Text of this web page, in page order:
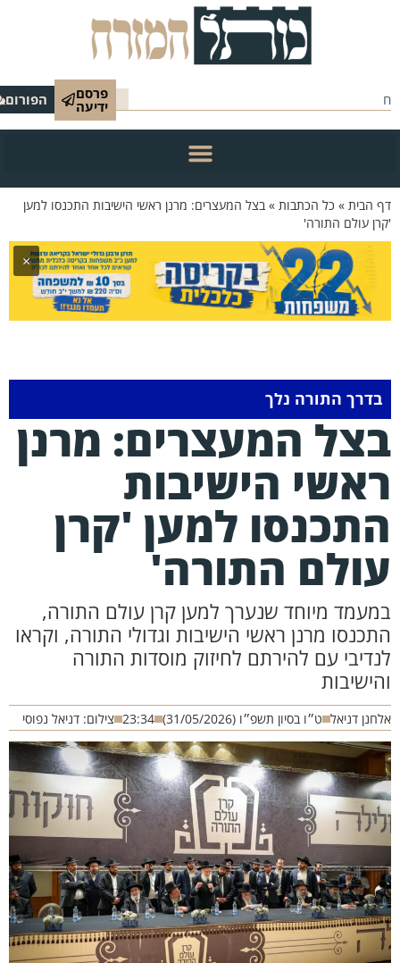
פרסם
ידיעה הפורום
הבית»כל הכתבות»בצל המעצרים: מרנן ראשי הישיבות התכנסו למען
עולם התורה'
×
בדרך התורה נלך
המעצרים: מרנן
הישיבות
למען 'קרן
התורה'
מיוחד שנערך למען קרן עולם התורה,
מרנן ראשי הישיבות וגדולי התורה, וקראו
עם להירתם לחיזוק מוסדות התורה
דניאל ט״ו בסיון תשפ״ו (31/05/2026) 23:34 צילום: דניאל נפוסי